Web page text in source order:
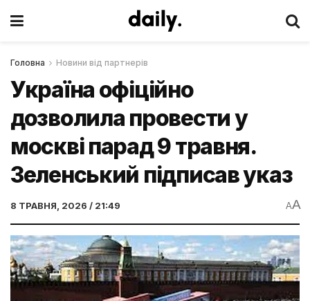
Головна Новини від партнерів
Україна офіційно
дозволила провести у
москві парад 9 травня.
Зеленський підписав указ
8 ТРАВНЯ, 2026 / 21:49 AA